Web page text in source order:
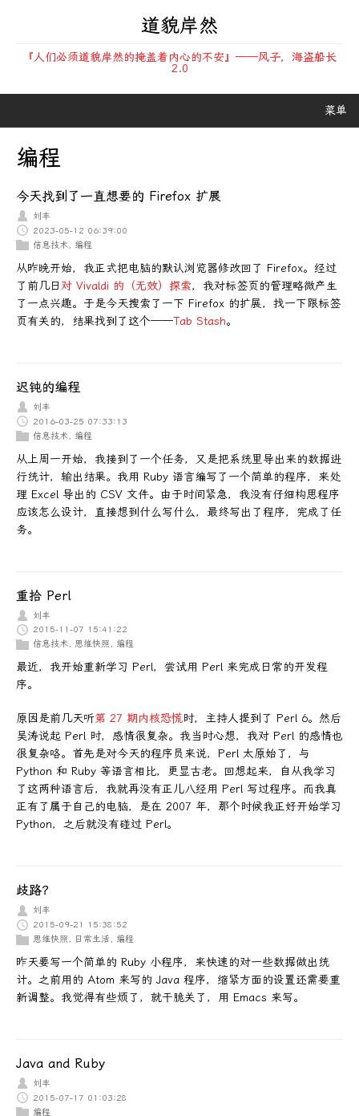
道貌岸然
『人们必须道貌岸然的掩盖着内心的不安』——风子，海盗船长
2.0
菜单
编程
今天找到了一直想要的 Firefox 扩展
刘丰
2023-05-12 06:39:00
信息技术, 编程
从昨晚开始，我正式把电脑的默认浏览器修改回了 Firefox。经过
了前几日对 Vivaldi 的（无效）探索，我对标签页的管理略微产生
了一点兴趣。于是今天搜索了一下 Firefox 的扩展，找一下跟标签
页有关的，结果找到了这个——Tab Stash。
迟钝的编程
刘丰
2016-03-25 07:33:13
信息技术
编程
从上周一开始，我接到了一个任务，又是把系统里导出来的数据进
行统计，输出结果。我用 Ruby 语言编写了一个简单的程序，来处
理 Excel 导出的 CSV 文件。由于时间紧急，我没有仔细构思程序
应该怎么设计，直接想到什么写什么，最终写出了程序，完成了任
务。
重拾 Perl
刘丰
2015-11-07 15:41:22
信息技术, 思维快照 , 编程
最近，我开始重新学习 Perl，尝试用 Perl 来完成日常的开发程
序。
原因是前几天听第 27 期内核恐慌时，主持人提到了 Perl 6。然后
吴涛说起 Perl 时，感情很复杂。我当时心想，我对 Perl 的感情也
很复杂咯。首先是对今天的程序员来说，Perl 太原始了，与
Python 和 Ruby 等语言相比，更显古老。回想起来，自从我学习
了这两种语言后，我就再没有正儿八经用 Perl 写过程序。而我真
正有了属于自己的电脑，是在 2007 年，那个时候我正好开始学习
Python，之后就没有碰过 Perl。
歧路？
刘丰
2015-09-21 15:38:52
思维快照 , 日常生活, 编程
昨天要写一个简单的 Ruby 小程序，来快速的对一些数据做出统
计。之前用的 Atom 来写的 Java 程序，缩紧方面的设置还需要重
新调整。我觉得有些烦了，就干脆关了，用 Emacs 来写。
Java and Ruby
刘丰
2015-07-17 01:03:28
编程